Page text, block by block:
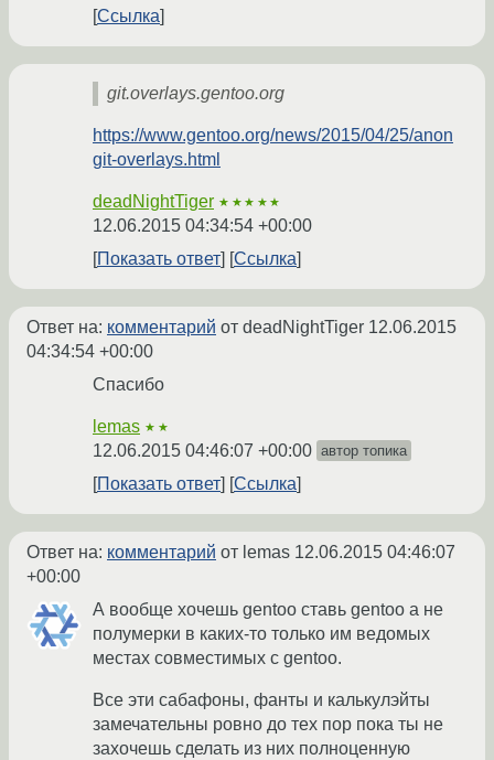
Ссылка
git.overlays.gentoo.org
https://www.gentoo.org/news/2015/04/25/anon
git-overlays.html
deadNightTiger ★★★★★
12.06.2015 04:34:54 +00:00
Показать ответ
Ссылка
Ответ на: комментарий от deadNightTiger 12.06.2015
04:34:54 +00:00
Спасибо
lemas ★★
12.06.2015 04:46:07 +00:00 автор топика
Показать ответ Ссылка
Ответ на: комментарий от lemas 12.06.2015 04:46:07
+00:00
А вообще хочешь gentoo ставь gentoo а не
полумерки в каких-то только им ведомых
местах совместимых с gentoo.
Все эти сабафоны, фанты и калькулэйты
замечательны ровно до тех пор пока ты не
захочешь сделать из них полноценную